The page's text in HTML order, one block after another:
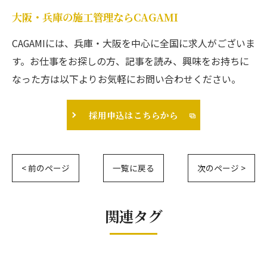
大阪・兵庫の施工管理ならCAGAMI
CAGAMIには、兵庫・大阪を中心に全国に求人がございま
す。お仕事をお探しの方、記事を読み、興味をお持ちに
なった方は以下よりお気軽にお問い合わせください。
採用申込はこちらから
< 前のページ 一覧に戻る 次のページ >
関連タグ